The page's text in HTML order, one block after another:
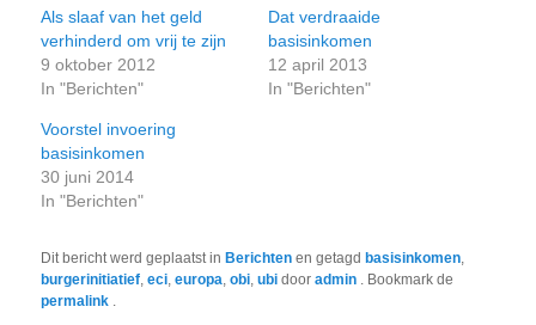
Als slaaf van het geld
verhinderd om vrij te zijn
9 oktober 2012
In "Berichten"
Dat verdraaide
basisinkomen
12 april 2013
In "Berichten"
Voorstel invoering
basisinkomen
30 juni 2014
In "Berichten"
Dit bericht werd geplaatst in Berichten en getagd basisinkomen,
burgerinitiatief,eci,europa,obi,ubi dooradmin . Bookmark de
permalink .